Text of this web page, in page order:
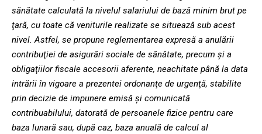
sănătate calculată la nivelul salariului de bază minim brut pe
ţară, cu toate că veniturile realizate se situează sub acest
nivel. Astfel, se propune reglementarea expresă a anulării
contribuţiei de asigurări sociale de sănătate, precum şi a
obligaţiilor fiscale accesorii aferente, neachitate până la data
intrării în vigoare a prezentei ordonanţe de urgenţă, stabilite
prin decizie de impunere emisă şi comunicată
contribuabilului, datorată de persoanele fizice pentru care
baza lunară sau, după caz, baza anuală de calcul al